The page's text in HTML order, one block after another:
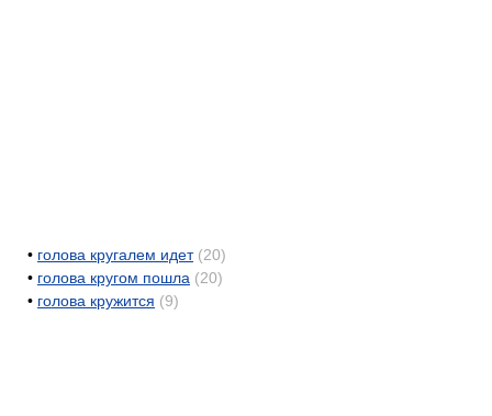
• голова кругалем идет (20)
• голова кругом пошла (20)
• голова кружится (9)